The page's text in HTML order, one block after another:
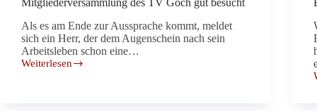
Mitgliederversammlung des TV Goch gut besucht
Als es am Ende zur Aussprache kommt, meldet
sich ein Herr, der dem Augenschein nach sein
Arbeitsleben schon eine…
Weiterlesen
Ein